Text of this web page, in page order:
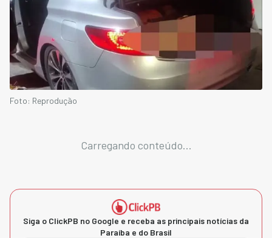
Foto: Reprodução
Carregando conteúdo...
Siga o ClickPB no Google e receba as principais notícias da
Paraíba e do Brasil